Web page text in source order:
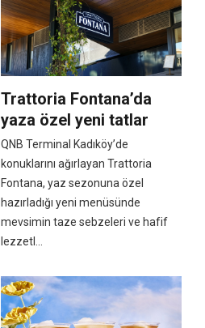
Trattoria Fontana’da
yaza özel yeni tatlar
QNB Terminal Kadıköy’de
konuklarını ağırlayan Trattoria
Fontana, yaz sezonuna özel
hazırladığı yeni menüsünde
mevsimin taze sebzeleri ve hafif
lezzetl...